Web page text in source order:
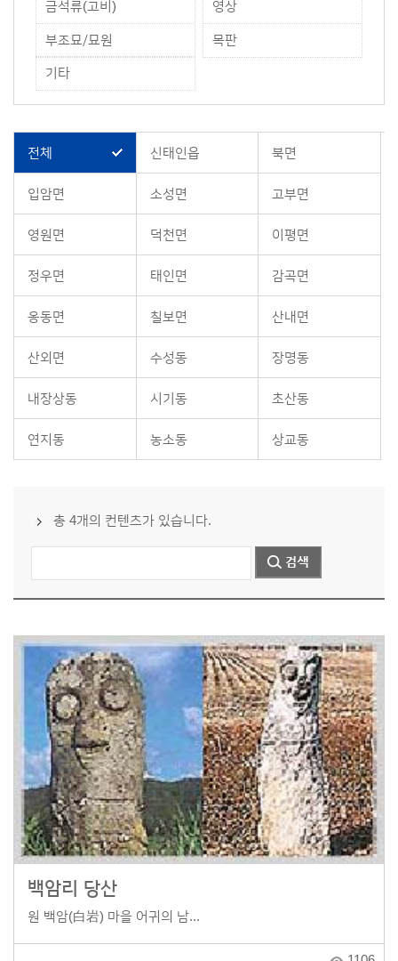
금석류(고비) 영상
부조묘/묘원 목판
기타
전체 신태인읍 북면
입암면 소성면 고부면
영원면 덕천면 이평면
정우면 태인면 감곡면
옹동면 칠보면 산내면
산외면 수성동 장명동
내장상동 시기동 초산동
연지동 농소동 상교동
총 4개의 컨텐츠가 있습니다.
백암리 당산
원 백암(白岩) 마을 어귀의 남...